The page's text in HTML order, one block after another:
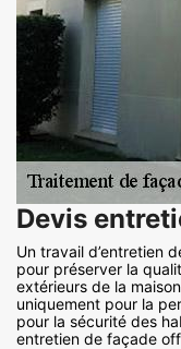
Devis
Un travail d’entretien
pour préserver la
extérieurs de la
uniquement pour la
pour la sécurité des
entretien de façade